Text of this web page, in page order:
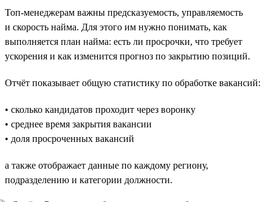
Топ-менеджерам важны предсказуемость, управляемость
и скорость найма. Для этого им нужно понимать, как
выполняется план найма: есть ли просрочки, что требует
ускорения и как изменится прогноз по закрытию позиций.
Отчёт показывает общую статистику по обработке вакансий:
• сколько кандидатов проходит через воронку
• среднее время закрытия вакансии
• доля просроченных вакансий
а также отображает данные по каждому региону,
подразделению и категории должности.